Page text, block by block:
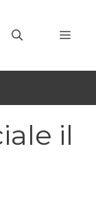
il